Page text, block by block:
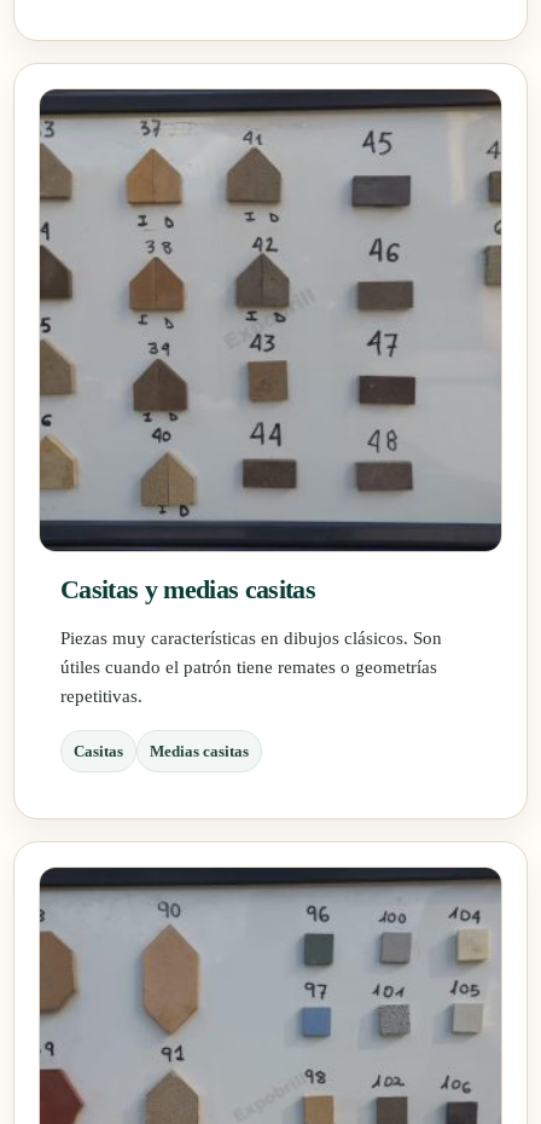
Casitas y medias casitas
Piezas muy características en dibujos clásicos. Son
útiles cuando el patrón tiene remates o geometrías
repetitivas.
Casitas Medias casitas